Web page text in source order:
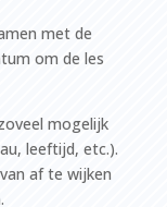
met de
om de les
mogelijk
leeftijd, etc.).
af te wijken